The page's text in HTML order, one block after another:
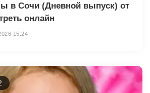
в Сочи (Дневной выпуск) от
онлайн
15:24